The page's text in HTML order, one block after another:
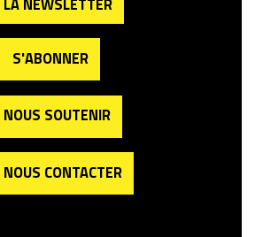
S'ABONNER
NOUS SOUTENIR
NOUS CONTACTER